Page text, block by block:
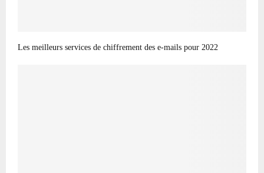
Les meilleurs services de chiffrement des e-mails pour 2022